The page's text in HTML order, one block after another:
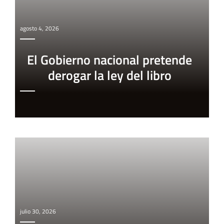
agosto 4, 2026
El Gobierno nacional pretende
derogar la ley del libro
julio 30, 2026